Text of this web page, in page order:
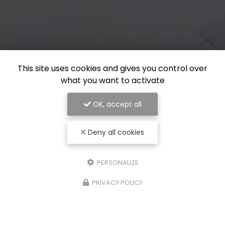
This site uses cookies and gives you control over
what you want to activate
OK, accept all
Deny all cookies
PERSONALIZE
PRIVACY POLICY